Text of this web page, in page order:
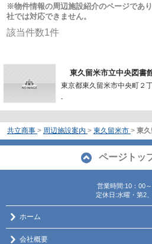
※物件情報の周辺施設紹介のページであ
社では対応できません。
該当件数1件
東久留米市立中央図書
東京都東久留米市中央町２
-
共立商事 > 周辺施設案内 > 東久留米市 > 東
ページトッ
営業時間:10：00
定休日:水曜・第2
ホーム
会社概要